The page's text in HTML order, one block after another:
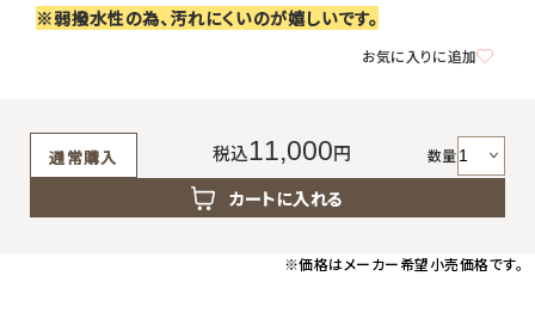
※弱撥水性の為、汚れにくいのが嬉しいです。
お気に入りに追加
通常購入 税込11,000円 数量
カートに入れる
※価格はメーカー希望小売価格です。